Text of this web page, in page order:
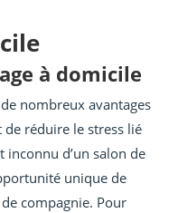
à domicile
nombreux avantages
réduire le stress lié
inconnu d’un salon de
unique de
compagnie. Pour